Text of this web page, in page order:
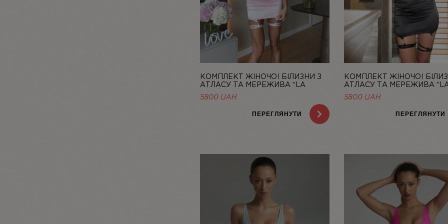
КОМПЛЕКТ ЖІНОЧОЇ БІЛИЗНИ З
АТЛАСУ ТА МЕРЕЖИВА “LA
ROSÉE” ЗІ СПІДНИЦЕЮ — LINIYA
5800 UAH
ПЕРЕГЛЯНУТИ
КОМПЛЕКТ ЖІНОЧОЇ
АТЛАСУ ТА МЕРЕЖИВА “LA
ЗІ СПІДНИЦЕЮ — LINIYA
5800 UAH
ПЕРЕГЛЯНУТИ